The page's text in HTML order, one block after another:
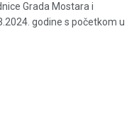
Grada Mostara i
godine s početkom u